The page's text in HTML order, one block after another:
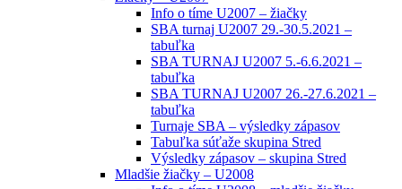
Info o tíme U2007 – žiačky
SBA turnaj U2007 29.-30.5.2021 –
tabuľka
SBA TURNAJ U2007 5.-6.6.2021 –
tabuľka
SBA TURNAJ U2007 26.-27.6.2021 –
tabuľka
Turnaje SBA – výsledky zápasov
Tabuľka súťaže skupina Stred
Výsledky zápasov – skupina Stred
Mladšie žiačky – U2008